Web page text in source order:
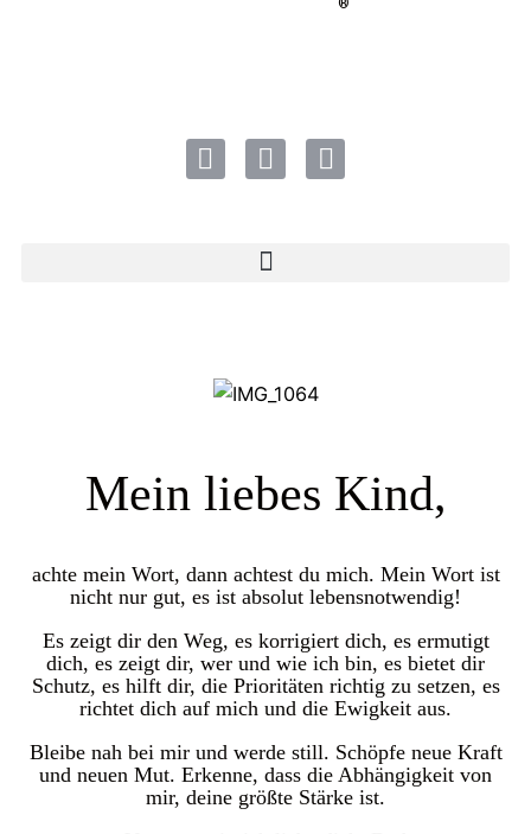
®
Mein liebes Kind,
achte mein Wort, dann achtest du mich. Mein Wort ist
nicht nur gut, es ist absolut lebensnotwendig!
Es zeigt dir den Weg, es korrigiert dich, es ermutigt
dich, es zeigt dir, wer und wie ich bin, es bietet dir
Schutz, es hilft dir, die Prioritäten richtig zu setzen, es
richtet dich auf mich und die Ewigkeit aus.
Bleibe nah bei mir und werde still. Schöpfe neue Kraft
und neuen Mut. Erkenne, dass die Abhängigkeit von
mir, deine größte Stärke ist.